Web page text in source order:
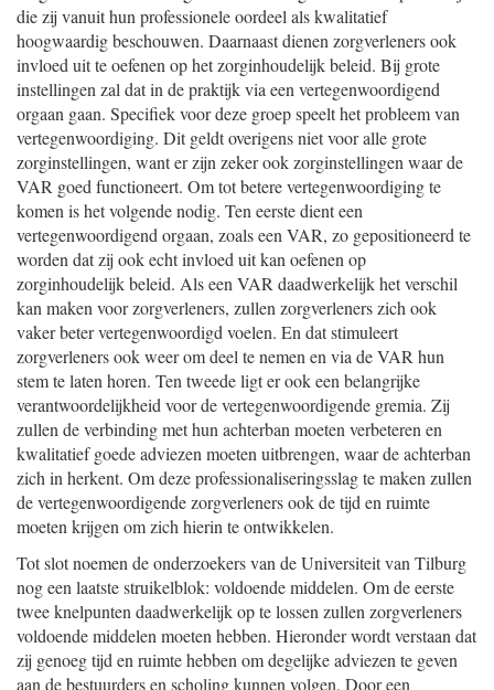
die zij vanuit hun professionele oordeel als kwalitatief
hoogwaardig beschouwen. Daarnaast dienen zorgverleners ook
invloed uit te oefenen op het zorginhoudelijk beleid. Bij grote
instellingen zal dat in de praktijk via een vertegenwoordigend
orgaan gaan. Specifiek voor deze groep speelt het probleem van
vertegenwoordiging. Dit geldt overigens niet voor alle grote
zorginstellingen, want er zijn zeker ook zorginstellingen waar de
VAR goed functioneert. Om tot betere vertegenwoordiging te
komen is het volgende nodig. Ten eerste dient een
vertegenwoordigend orgaan, zoals een VAR, zo gepositioneerd te
worden dat zij ook echt invloed uit kan oefenen op
zorginhoudelijk beleid. Als een VAR daadwerkelijk het verschil
kan maken voor zorgverleners, zullen zorgverleners zich ook
vaker beter vertegenwoordigd voelen. En dat stimuleert
zorgverleners ook weer om deel te nemen en via de VAR hun
stem te laten horen. Ten tweede ligt er ook een belangrijke
verantwoordelijkheid voor de vertegenwoordigende gremia. Zij
zullen de verbinding met hun achterban moeten verbeteren en
kwalitatief goede adviezen moeten uitbrengen, waar de achterban
zich in herkent. Om deze professionaliseringsslag te maken zullen
de vertegenwoordigende zorgverleners ook de tijd en ruimte
moeten krijgen om zich hierin te ontwikkelen.
Tot slot noemen de onderzoekers van de Universiteit van Tilburg
nog een laatste struikelblok: voldoende middelen. Om de eerste
twee knelpunten daadwerkelijk op te lossen zullen zorgverleners
voldoende middelen moeten hebben. Hieronder wordt verstaan dat
zij genoeg tijd en ruimte hebben om degelijke adviezen te geven
aan de bestuurders en scholing kunnen volgen. Door een